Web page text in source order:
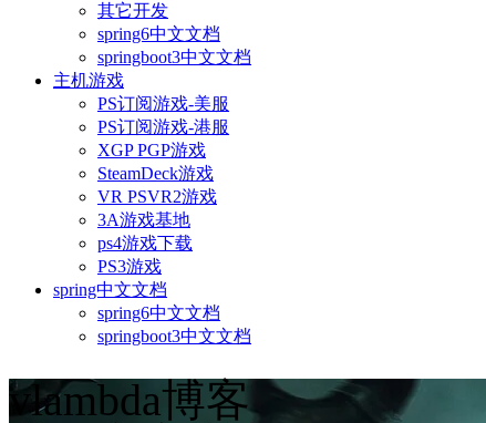
其它开发
spring6中文文档
springboot3中文文档
主机游戏
PS订阅游戏-美服
PS订阅游戏-港服
XGP PGP游戏
SteamDeck游戏
VR PSVR2游戏
3A游戏基地
ps4游戏下载
PS3游戏
spring中文文档
spring6中文文档
springboot3中文文档
vlambda博客